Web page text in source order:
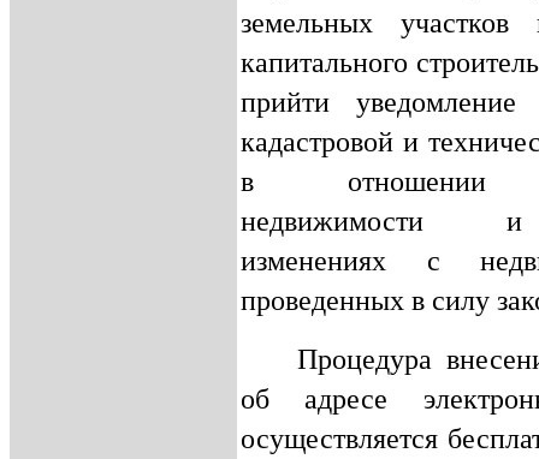
земельных участков
капитального
прийти
кадастровой и
в отношении
недвижимости
изменениях с
проведенных в силу
Процедура
об адресе
осуществляется